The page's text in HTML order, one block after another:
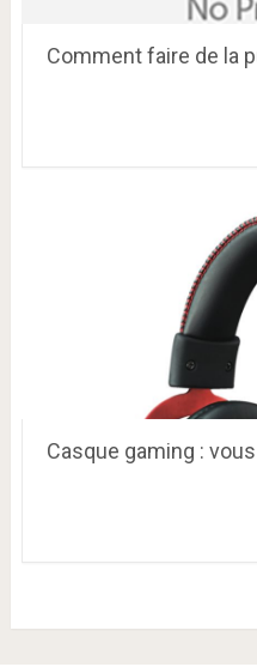
Comment faire de la
Casque gaming :